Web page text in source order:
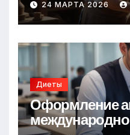
24 МАРТА 2026
Диеты
Оформление